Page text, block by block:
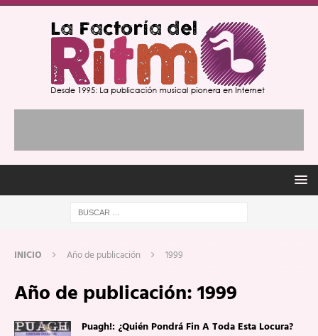
INICIO Año de publicación 1999
Año de publicación:1999
Puagh!: ¿Quién Pondrá Fin A Toda Esta Locura?